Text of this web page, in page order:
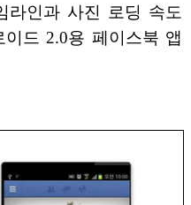
라인과 사진 로딩 속도
드 2.0용 페이스북 앱